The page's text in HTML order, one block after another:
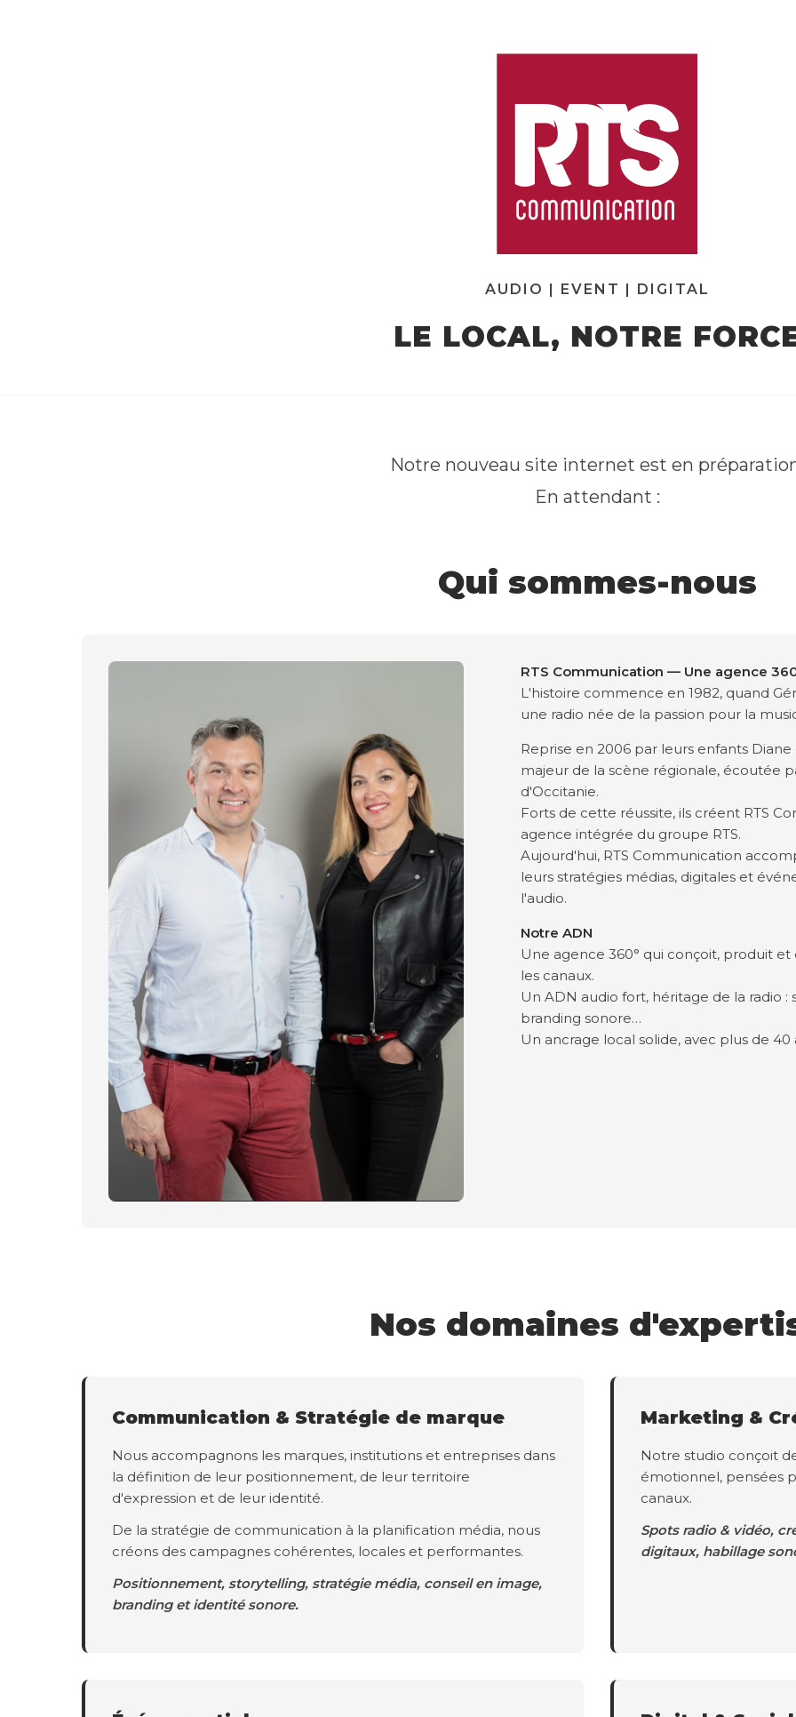
AUDIO | EVENT | DIGITAL
LE LOCAL, NOTRE
Notre nouveau site internet est en
En attendant :
Qui sommes-nous
RTS Communication — Une agence
L'histoire commence en 1982, quand
une radio née de la passion pour la
Reprise en 2006 par leurs enfants
majeur de la scène régionale, écoutée
d'Occitanie.
Forts de cette réussite, ils créent RTS
agence intégrée du groupe RTS.
Aujourd'hui, RTS Communication
leurs stratégies médias, digitales et
l'audio.
Notre ADN
Une agence 360° qui conçoit, produit
les canaux.
Un ADN audio fort, héritage de la radio :
branding sonore…
Un ancrage local solide, avec plus de
Nos domaines
Communication & Stratégie de marque
Nous accompagnons les marques, institutions et entreprises dans
la définition de leur positionnement, de leur territoire
d'expression et de leur identité.
De la stratégie de communication à la planification média, nous
créons des campagnes cohérentes, locales et performantes.
Positionnement, storytelling, stratégie média, conseil en image,
branding et identité sonore.
Marketing &
Notre studio conçoit
émotionnel, pensées
canaux.
Spots radio & vidéo,
digitaux, habillage